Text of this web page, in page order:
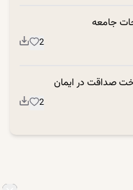
جامعه
2
صداقت در ایمان
2